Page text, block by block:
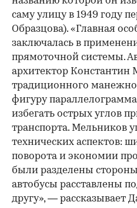
саму улицу в 1949 году
Образцова). «Главная
заключалась в
прямоточной системы.
архитектор Константин
традиционного
фигуру
избегать острых углов
транспорта. Мельников
технических аспектов:
поворота и экономии
были разделены
автобусы расставлены
другу», — рассказывает